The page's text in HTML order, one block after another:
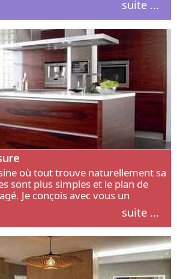
suite ...
où tout trouve naturellement sa
sont plus simples et le plan de
Je conçois avec vous un
à votre manière de cuisiner, de
suite ...